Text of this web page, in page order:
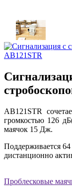
AB121STR
громкостью 126
маячок 15 Дж.
Поддерживается
дистанционно
Проблесковые